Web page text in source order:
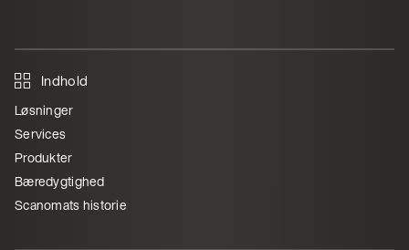
Indhold
Løsninger
Services
Produkter
Bæredygtighed
Scanomats historie